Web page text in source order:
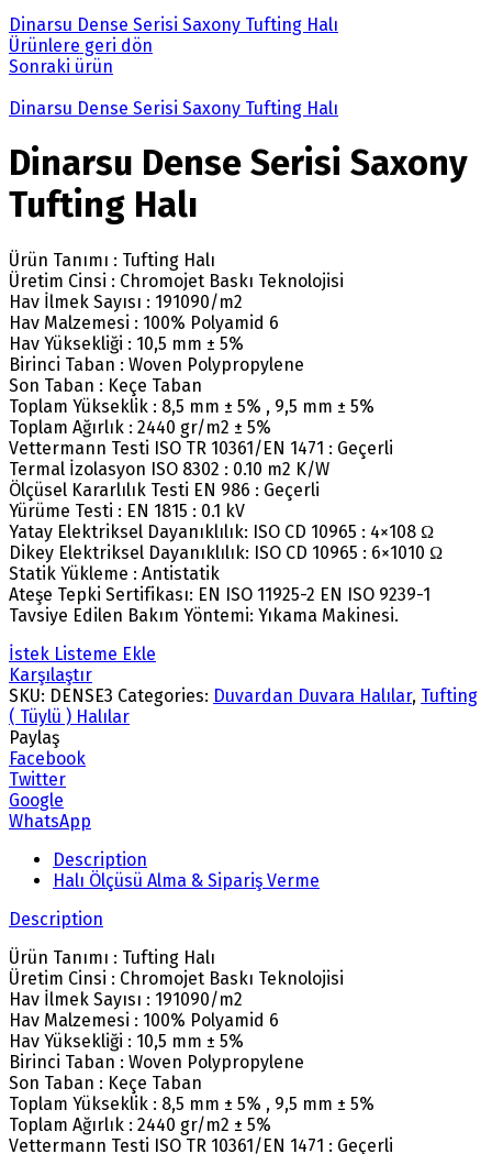
Dinarsu Dense Serisi Saxony Tufting Halı
Ürünlere geri dön
Sonraki ürün
Dinarsu Dense Serisi Saxony Tufting Halı
Dinarsu Dense Serisi Saxony
Tufting Halı
Ürün Tanımı : Tufting Halı
Üretim Cinsi : Chromojet Baskı Teknolojisi
Hav İlmek Sayısı : 191090/m2
Hav Malzemesi : 100% Polyamid 6
Hav Yüksekliği : 10,5 mm ± 5%
Birinci Taban : Woven Polypropylene
Son Taban : Keçe Taban
Toplam Yükseklik : 8,5 mm ± 5% , 9,5 mm ± 5%
Toplam Ağırlık : 2440 gr/m2 ± 5%
Vettermann Testi ISO TR 10361/EN 1471 : Geçerli
Termal İzolasyon ISO 8302 : 0.10 m2 K/W
Ölçüsel Kararlılık Testi EN 986 : Geçerli
Yürüme Testi : EN 1815 : 0.1 kV
Yatay Elektriksel Dayanıklılık: ISO CD 10965 : 4×108 Ω
Dikey Elektriksel Dayanıklılık: ISO CD 10965 : 6×1010 Ω
Statik Yükleme : Antistatik
Ateşe Tepki Sertifikası: EN ISO 11925-2 EN ISO 9239-1
Tavsiye Edilen Bakım Yöntemi: Yıkama Makinesi.
İstek Listeme Ekle
Karşılaştır
SKU: DENSE3 Categories: Duvardan Duvara Halılar, Tufting
( Tüylü ) Halılar
Paylaş
Facebook
Twitter
Google
WhatsApp
Description
Halı Ölçüsü Alma & Sipariş Verme
Description
Ürün Tanımı : Tufting Halı
Üretim Cinsi : Chromojet Baskı Teknolojisi
Hav İlmek Sayısı : 191090/m2
Hav Malzemesi : 100% Polyamid 6
Hav Yüksekliği : 10,5 mm ± 5%
Birinci Taban : Woven Polypropylene
Son Taban : Keçe Taban
Toplam Yükseklik : 8,5 mm ± 5% , 9,5 mm ± 5%
Toplam Ağırlık : 2440 gr/m2 ± 5%
Vettermann Testi ISO TR 10361/EN 1471 : Geçerli